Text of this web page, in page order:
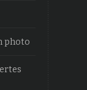
photo